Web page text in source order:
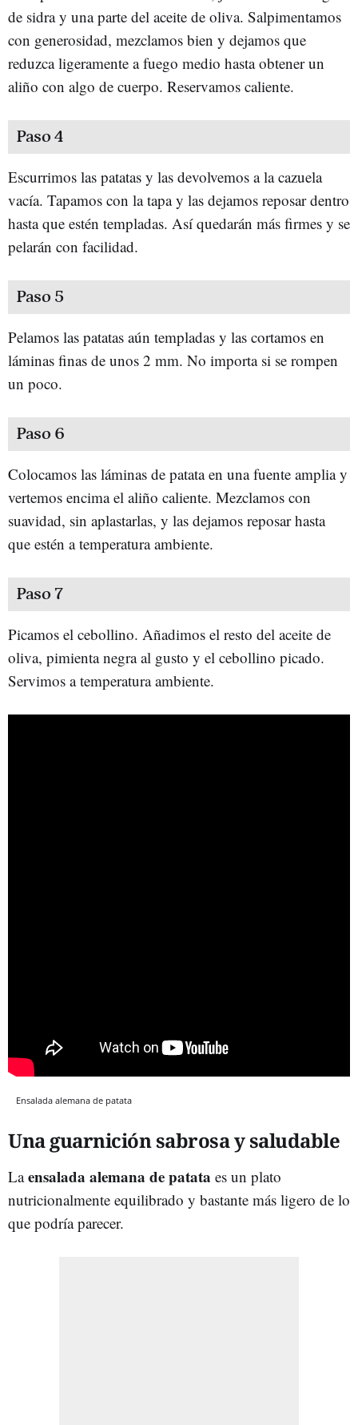
de sidra y una parte del aceite de oliva. Salpimentamos
con generosidad, mezclamos bien y dejamos que
reduzca ligeramente a fuego medio hasta obtener un
aliño con algo de cuerpo. Reservamos caliente.
Paso 4
Escurrimos las patatas y las devolvemos a la cazuela
vacía. Tapamos con la tapa y las dejamos reposar dentro
hasta que estén templadas. Así quedarán más firmes y se
pelarán con facilidad.
Paso 5
Pelamos las patatas aún templadas y las cortamos en
láminas finas de unos 2 mm. No importa si se rompen
un poco.
Paso 6
Colocamos las láminas de patata en una fuente amplia y
vertemos encima el aliño caliente. Mezclamos con
suavidad, sin aplastarlas, y las dejamos reposar hasta
que estén a temperatura ambiente.
Paso 7
Picamos el cebollino. Añadimos el resto del aceite de
oliva, pimienta negra al gusto y el cebollino picado.
Servimos a temperatura ambiente.
Ensalada alemana de patata
Una guarnición sabrosa y saludable
Laensalada alemana de patata es un plato
nutricionalmente equilibrado y bastante más ligero de lo
que podría parecer.